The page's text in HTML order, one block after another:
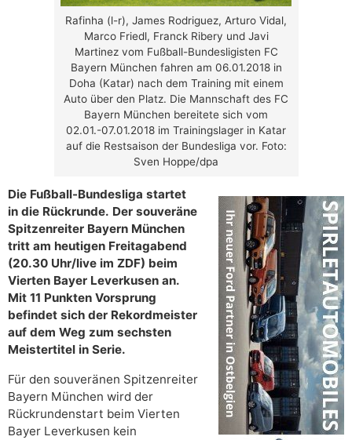
Rafinha (l-r), James Rodriguez, Arturo Vidal,
Marco Friedl, Franck Ribery und Javi
Martinez vom Fußball-Bundesligisten FC
Bayern München fahren am 06.01.2018 in
Doha (Katar) nach dem Training mit einem
Auto über den Platz. Die Mannschaft des FC
Bayern München bereitete sich vom
02.01.-07.01.2018 im Trainingslager in Katar
auf die Restsaison der Bundesliga vor. Foto:
Sven Hoppe/dpa
Die Fußball-Bundesliga startet
in die Rückrunde. Der souveräne
Spitzenreiter Bayern München
tritt am heutigen Freitagabend
(20.30 Uhr/live im ZDF) beim
Vierten Bayer Leverkusen an.
Mit 11 Punkten Vorsprung
befindet sich der Rekordmeister
auf dem Weg zum sechsten
Meistertitel in Serie.
Für den souveränen Spitzenreiter
Bayern München wird der
Rückrundenstart beim Vierten
Bayer Leverkusen kein